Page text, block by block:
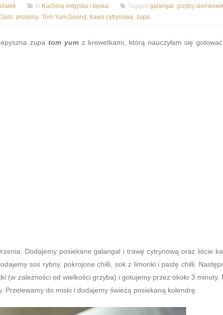
In Kuchnia indyjska i tajska Tagged galangal , grzyby słomkowe
, przepisy, Tom Yum Goong, trawa cytrynowa, zupa
zupatom yumz krewetkami, którą nauczyłam się
Dodajemy posiekane galangal i trawę cytrynową oraz liście
sos rybny, pokrojone chilli, sok z limonki i pastę chilli.
(w zależności od wielkości grzyba) i gotujemy przez około 3 minuty.
Przelewamy do miski i dodajemy świeżą posiekaną kolendrę.